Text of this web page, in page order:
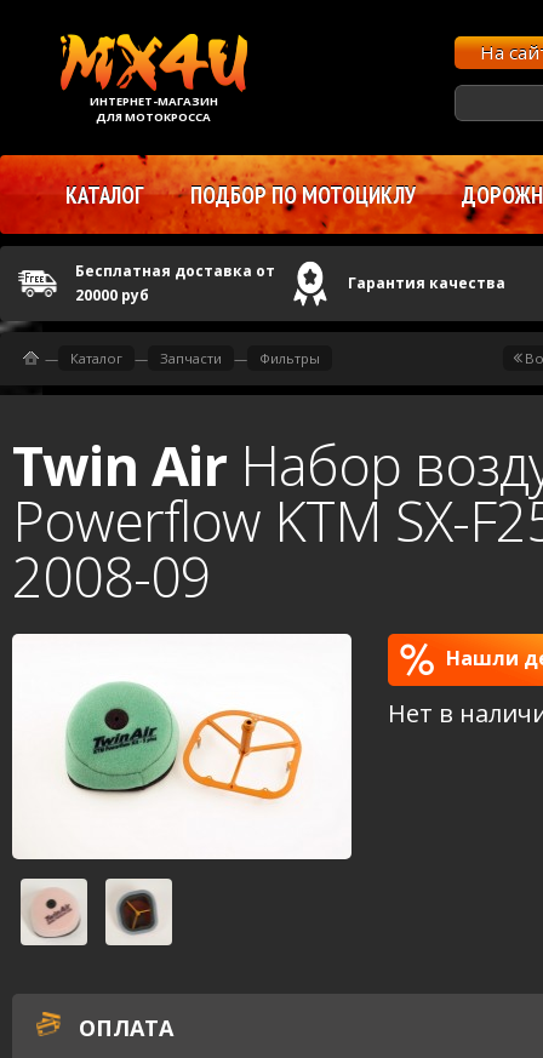
Twin Air Набор
Powerflow KTM SX-
2008-09
Нашли
Нет в
ОПЛАТА
— Каталог — Запчасти — Фильтры
ИНТЕРНЕТ-МАГАЗИН
ДЛЯ МОТОКРОССА
На
КАТАЛОГ ПОДБОР ПО МОТОЦИКЛУ
Бесплатная доставка от
20000 руб
Гарантия качества